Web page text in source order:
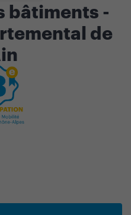
bâtiments -
de